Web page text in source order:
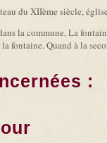
du XIIème siècle,
la commune, La
fontaine. Quand à la
: